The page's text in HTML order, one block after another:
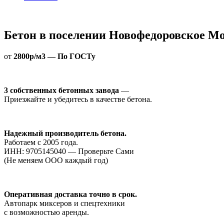
Бетон в поселении Новофедоровское
от 2800р/м3 — По ГОСТу
3 собственных бетонных завода —
Приезжайте и убедитесь в качестве бетона.
Надежный производитель бетона.
Работаем с 2005 года.
ИНН: 9705145040 — Проверьте Сами
(Не меняем ООО каждый год)
Оперативная доставка точно в срок.
Автопарк миксеров и спецтехники
с возможностью аренды.